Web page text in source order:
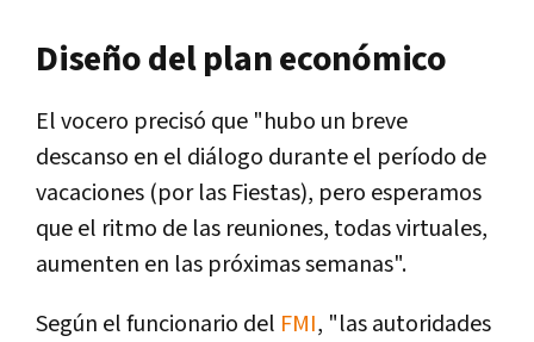
Diseño del plan económico
El vocero precisó que "hubo un breve
descanso en el diálogo durante el período de
vacaciones (por las Fiestas), pero esperamos
que el ritmo de las reuniones, todas virtuales,
aumenten en las próximas semanas".
Según el funcionario del FMI, "las autoridades